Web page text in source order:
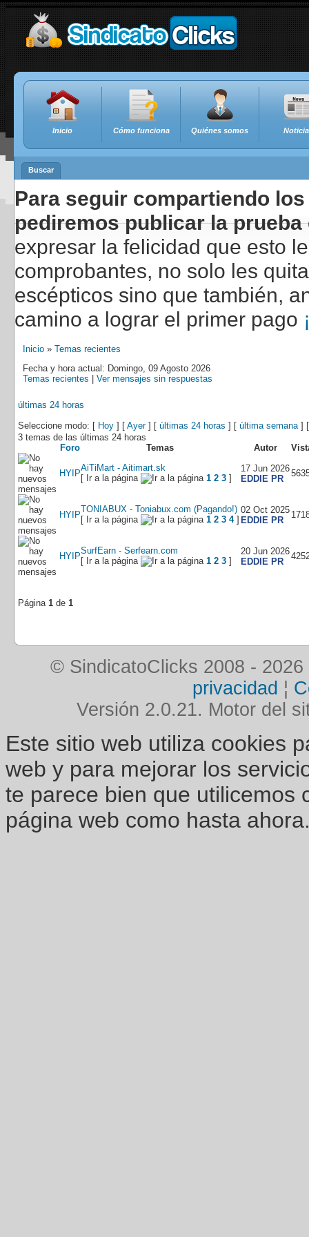
Inicio Cómo funciona Quiénes somos
Buscar
Para seguir compartiendo
pediremos publicar la
expresar la felicidad que esto
comprobantes, no solo les
escépticos sino que también,
camino a lograr el primer pago
Inicio » Temas recientes
Fecha y hora actual: Domingo, 09 Agosto 2026
Temas recientes
Ver mensajes sin respuestas
últimas 24 horas
Seleccione modo: [ Hoy ] [ Ayer] [ últimas 24 horas ] [ última semana]
3 temas de las últimas 24 horas
Foro
Temas Autor
HYIP
AiTiMart - Aitimart.sk
[ Ir a la página
1 2 3 ]
17 Jun 2026
EDDIE PR
HYIP
TONIABUX - Toniabux.com (Pagando!)
[ Ir a la página
1 2 3 4]
02 Oct 2025
EDDIE PR
HYIP
SurfEarn - Serfearn.com
[ Ir a la página
1 2 3 ]
20 Jun 2026
EDDIE PR
Página 1 de 1
© SindicatoClicks 2008 - 2026
privacidad ¦
Versión 2.0.21. Motor del
Este sitio web utiliza cookies
web y para mejorar los
te parece bien que utilicemos
página web como hasta